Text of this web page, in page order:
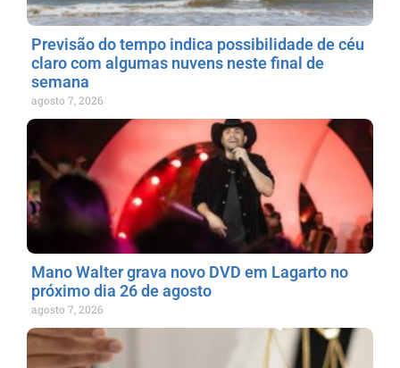
Previsão do tempo indica possibilidade de céu
claro com algumas nuvens neste final de
semana
agosto 7, 2026
Mano Walter grava novo DVD em Lagarto no
próximo dia 26 de agosto
agosto 7, 2026